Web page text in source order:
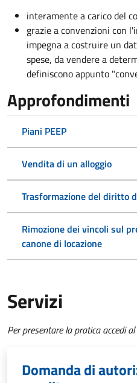
interamente a carico del
grazie a convenzioni con
impegna a costruire un
spese, da vendere a
definiscono appunto
Approfondimenti
Piani PEEP
Vendita di un alloggio
Trasformazione del diritto
Rimozione dei vincoli sul
canone di locazione
Servizi
Per presentare la pratica accedi
Domanda di